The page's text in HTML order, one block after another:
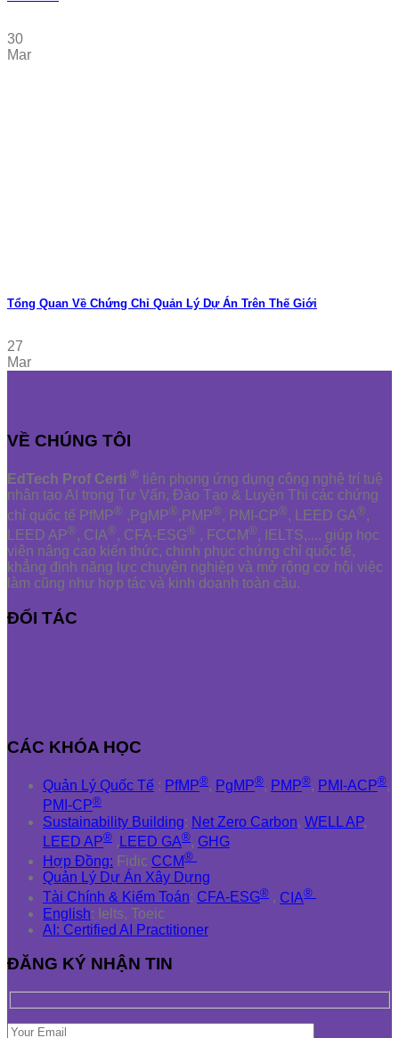
30
Mar
Tổng Quan Về Chứng Chỉ Quản Lý Dự Án Trên Thế Giới
27
Mar
VỀ CHÚNG TÔI
EdTech Prof Certi ® tiên phong ứng dụng công nghệ trí tuệ
nhân tạo AI trong Tư Vấn, Đào Tạo & Luyện Thi các chứng
chỉ quốc tế PfMP® ,PgMP®,PMP®, PMI-CP®, LEED GA®,
LEED AP®, CIA®, CFA-ESG® , FCCM®, IELTS,.... giúp học
viên nâng cao kiến thức, chinh phục chứng chỉ quốc tế,
khẳng định năng lực chuyên nghiệp và mở rộng cơ hội việc
làm cũng như hợp tác và kinh doanh toàn cầu.
ĐỐI TÁC
CÁC KHÓA HỌC
Quản Lý Quốc Tế : PfMP®, PgMP®, PMP®, PMI-ACP®,
PMI-CP®
Sustainability Building: Net Zero Carbon, WELL AP,
LEED AP® , LEED GA®, GHG
Hợp Đồng: Fidic CCM®
Quản Lý Dự Án Xây Dựng
Tài Chính & Kiểm Toán: CFA-ESG® , CIA®
English: Ielts, Toeic
AI: Certified AI Practitioner
ĐĂNG KÝ NHẬN TIN